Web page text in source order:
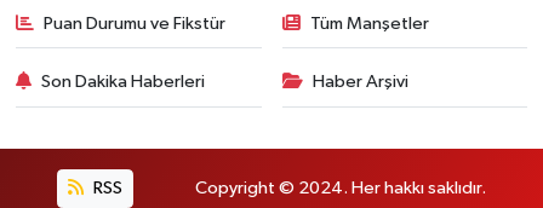
Puan Durumu ve Fikstür Tüm Manşetler
Son Dakika Haberleri Haber Arşivi
RSS Copyright © 2024. Her hakkı saklıdır.